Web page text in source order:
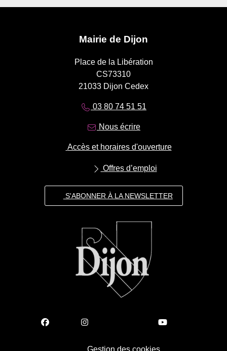
Mairie de Dijon
Place de la Libération
CS73310
21033 Dijon Cedex
03 80 74 51 51
Nous écrire
Accès et horaires d'ouverture
Offres d’emploi
S'ABONNER À LA NEWSLETTER
Gestion des cookies